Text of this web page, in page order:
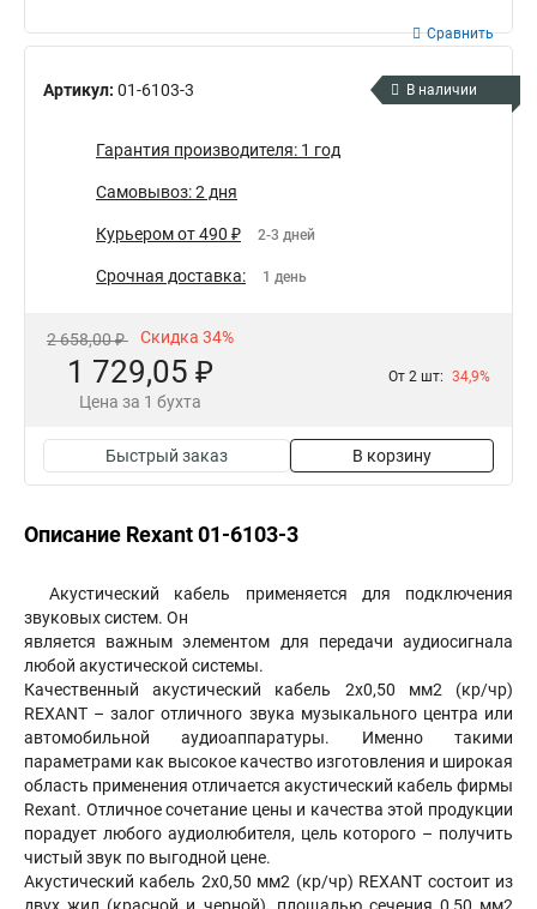
Артикул: 01-6103-3
Сравнить
В наличии
Гарантия производителя: 1 год
Самовывоз: 2 дня
Курьером от 490 ₽ 2-3 дней
Срочная доставка: 1 день
2 658,00 ₽ Скидка 34%
1 729,05 ₽
Цена за 1 бухта
От 2 шт: 34,9%
Быстрый заказ В корзину
Описание Rexant 01-6103-3
Акустический кабель применяется для подключения
звуковых систем. Он
является важным элементом для передачи аудиосигнала
любой акустической системы.
Качественный акустический кабель 2х0,50 мм2 (кр/чр)
REXANT – залог отличного звука музыкального центра или
автомобильной аудиоаппаратуры. Именно такими
параметрами как высокое качество изготовления и широкая
область применения отличается акустический кабель фирмы
Rexant. Отличное сочетание цены и качества этой продукции
порадует любого аудиолюбителя, цель которого – получить
чистый звук по выгодной цене.
Акустический кабель 2х0,50 мм2 (кр/чр) REXANT состоит из